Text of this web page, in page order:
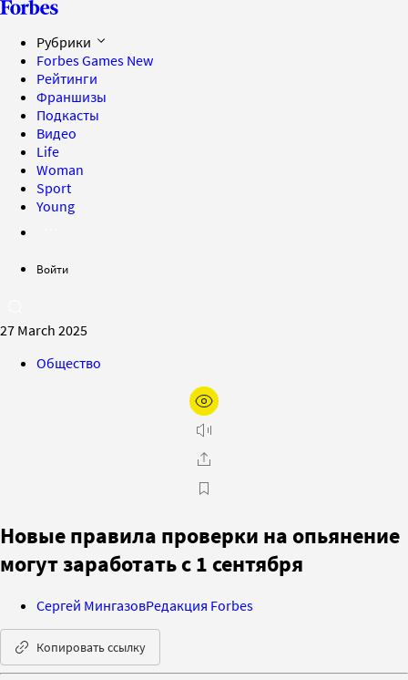
Рубрики
Forbes Games New
Рейтинги
Франшизы
Подкасты
Видео
Life
Woman
Sport
Young
Войти
27 March 2025
Общество
Новые правила проверки на опьянение
могут заработать с 1 сентября
Сергей МингазовРедакция Forbes
Копировать ссылку